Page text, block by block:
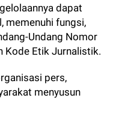
dapat
memenuhi fungsi,
Undang Nomor
Kode Etik Jurnalistik.
pers,
menyusun